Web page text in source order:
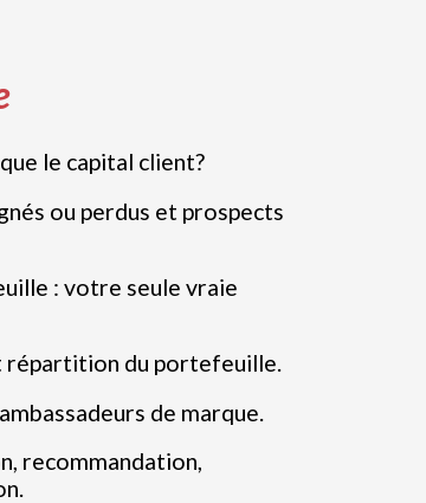
le capital client?
ou perdus et prospects
: votre seule vraie
répartition du portefeuille.
de marque.
recommandation,